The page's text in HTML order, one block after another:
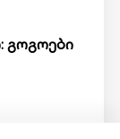
გოგოები